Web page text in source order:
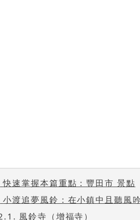
快速掌握本篇重點：豐田市 景點
小渡追夢風鈴：在小鎮中且聽風
風鈴寺（增福寺）